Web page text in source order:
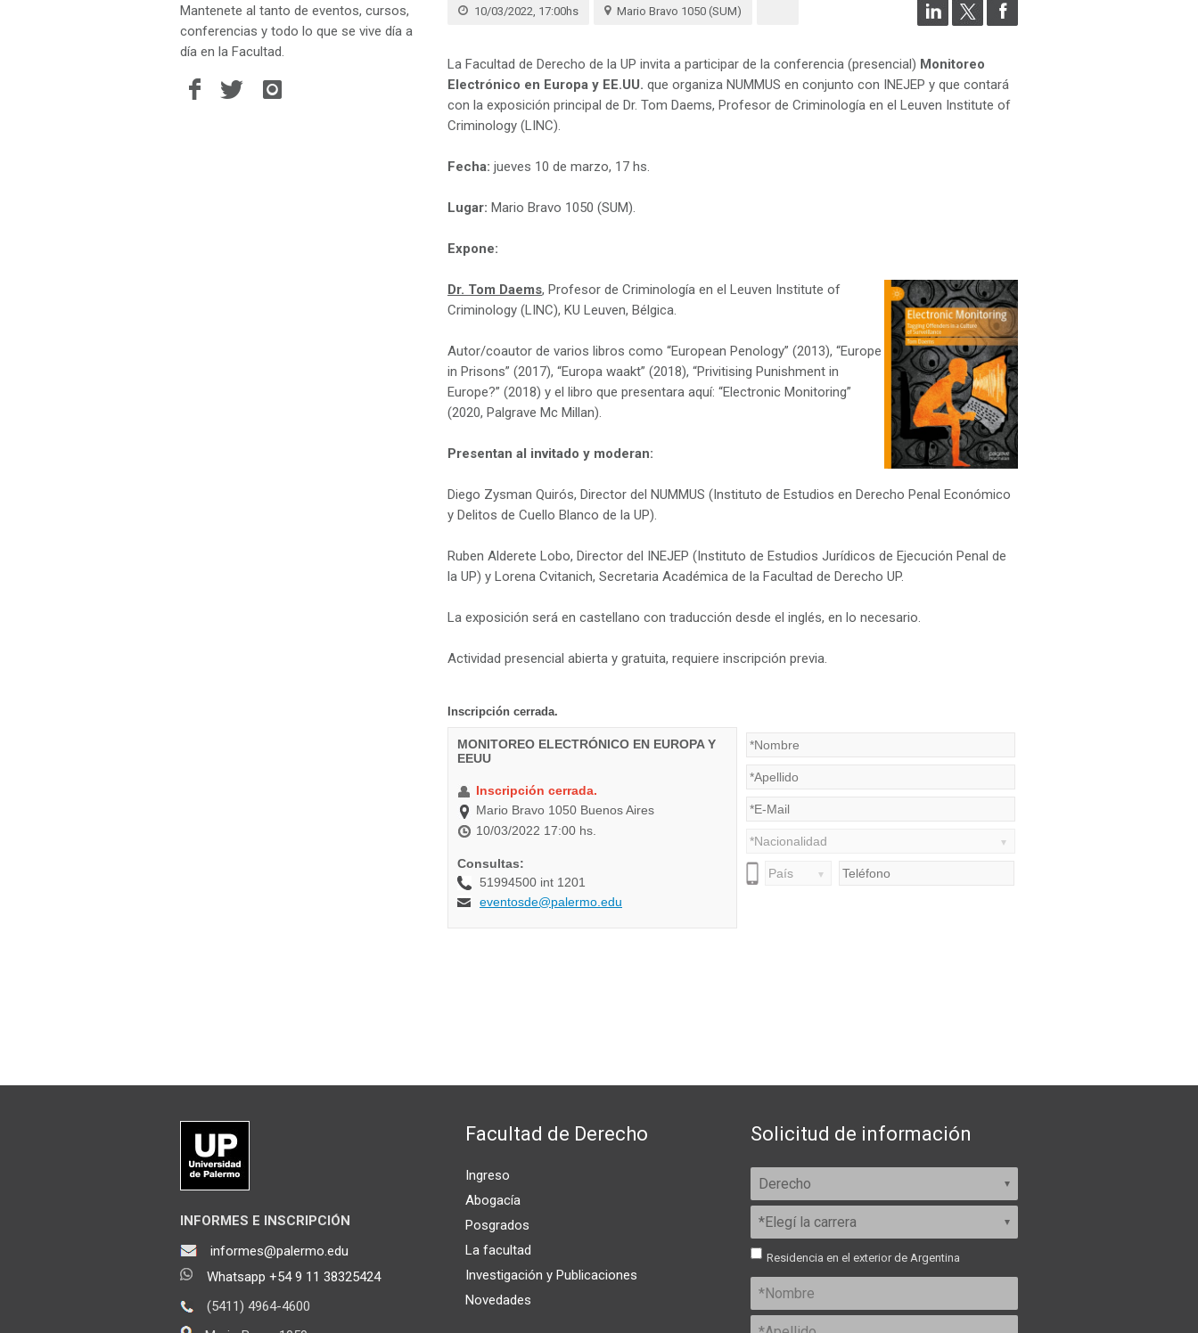
10/03/2022, 17:00hs Mario Bravo 1050 (SUM)
La Facultad de Derecho de la UP invita a participar de la conferencia (presencial) Monitoreo
Electrónico en Europa y EE.UU. que organiza NUMMUS en conjunto con INEJEP y que contará
con la exposición principal de Dr. Tom Daems, Profesor de Criminología en el Leuven Institute of
Criminology (LINC).
Fecha: jueves 10 de marzo, 17 hs.
Lugar: Mario Bravo 1050 (SUM).
Expone:
Dr. Tom Daems, Profesor de Criminología en el Leuven Institute of
Criminology (LINC), KU Leuven, Bélgica.
Autor/coautor de varios libros como “European Penology” (2013), “Europe
in Prisons” (2017), “Europa waakt” (2018), “Privitising Punishment in
Europe?” (2018) y el libro que presentara aquí: “Electronic Monitoring”
(2020, Palgrave Mc Millan).
Presentan al invitado y moderan:
Diego Zysman Quirós, Director del NUMMUS (Instituto de Estudios en Derecho Penal Económico
y Delitos de Cuello Blanco de la UP).
Ruben Alderete Lobo, Director del INEJEP (Instituto de Estudios Jurídicos de Ejecución Penal de
la UP) y Lorena Cvitanich, Secretaria Académica de la Facultad de Derecho UP.
La exposición será en castellano con traducción desde el inglés, en lo necesario.
Actividad presencial abierta y gratuita, requiere inscripción previa.
Mantenete al tanto de eventos, cursos,
conferencias y todo lo que se vive día a
día en la Facultad.
INFORMES E INSCRIPCIÓN
informes@palermo.edu
Whatsapp +54 9 11 38325424
(5411) 4964-4600
Facultad de Derecho
Ingreso
Abogacía
Posgrados
La facultad
Investigación y Publicaciones
Novedades
Solicitud de información
Residencia en el exterior de Argentina